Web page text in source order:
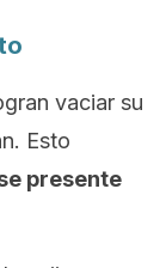
vaciar su
Esto
presente